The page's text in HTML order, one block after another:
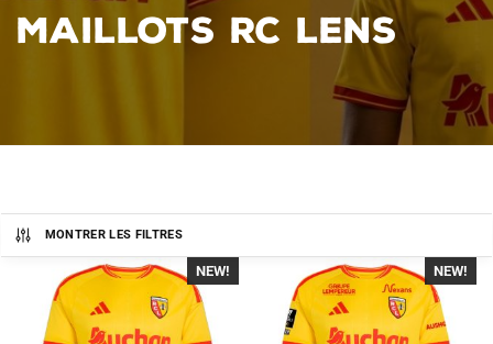
MAILLOTS RC LENS
MONTRER LES FILTRES
-40%
NEW! -40%
NEW!